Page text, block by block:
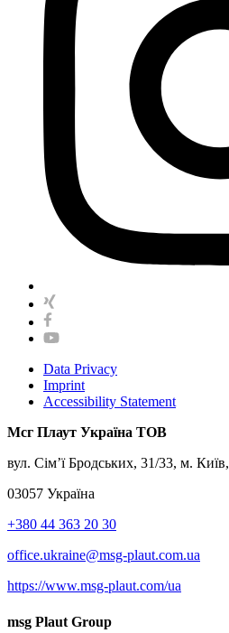
Data Privacy
Imprint
Accessibility Statement
Мсг Плаут Україна ТОВ
вул. Сім’ї Бродських, 31/33, м. Київ,
03057 Україна
+380 44 363 20 30
office.ukraine@msg-plaut.com.ua
https://www.msg-plaut.com/ua
msg Plaut Group